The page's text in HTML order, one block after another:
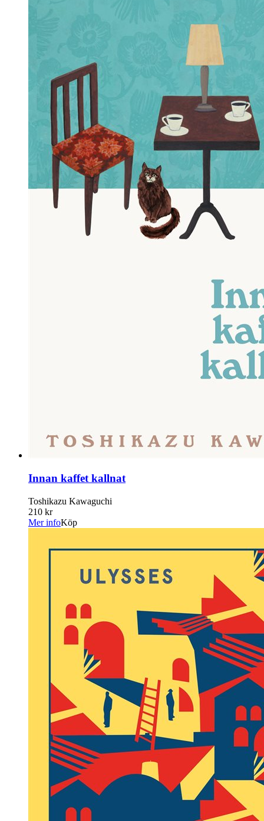
Innan kaffet kallnat
Toshikazu Kawaguchi
210 kr
Mer infoKöp